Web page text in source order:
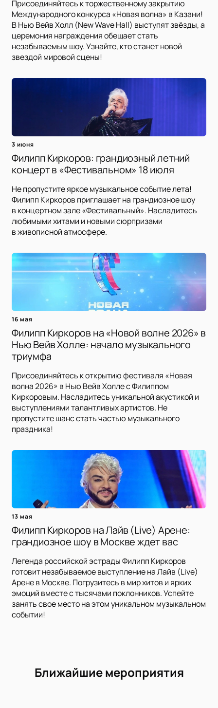
Присоединяйтесь к торжественному закрытию
Международного конкурса «Новая волна» в Казани!
В Нью Вейв Холл (New Wave Hall) выступят звёзды, а
церемония награждения обещает стать
незабываемым шоу. Узнайте, кто станет новой
звездой мировой сцены!
3 июня
Филипп Киркоров: грандиозный летний
концерт в «Фестивальном» 18 июля
Не пропустите яркое музыкальное событие лета!
Филипп Киркоров приглашает на грандиозное шоу
в концертном зале «Фестивальный». Насладитесь
любимыми хитами и новыми сюрпризами
в живописной атмосфере.
16 мая
Филипп Киркоров на «Новой волне 2026» в
Нью Вейв Холле: начало музыкального
триумфа
Присоединяйтесь к открытию фестиваля «Новая
волна 2026» в Нью Вейв Холле с Филиппом
Киркоровым. Насладитесь уникальной акустикой и
выступлениями талантливых артистов. Не
пропустите шанс стать частью музыкального
праздника!
13 мая
Филипп Киркоров на Лайв (Live) Арене:
грандиозное шоу в Москве ждет вас
Легенда российской эстрады Филипп Киркоров
готовит незабываемое выступление на Лайв (Live)
Арене в Москве. Погрузитесь в мир хитов и ярких
эмоций вместе с тысячами поклонников. Успейте
занять свое место на этом уникальном музыкальном
событии!
Ближайшие мероприятия